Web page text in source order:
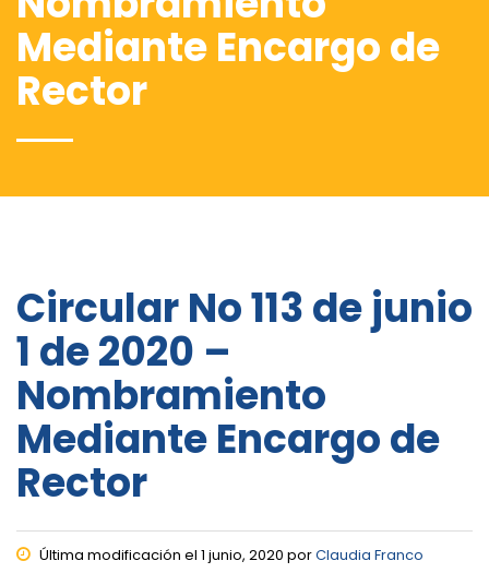
Mediante Encargo de
Rector
Circular No 113 de junio
1 de 2020 –
Nombramiento
Mediante Encargo de
Rector
Última modificación el 1 junio, 2020 porClaudia Franco